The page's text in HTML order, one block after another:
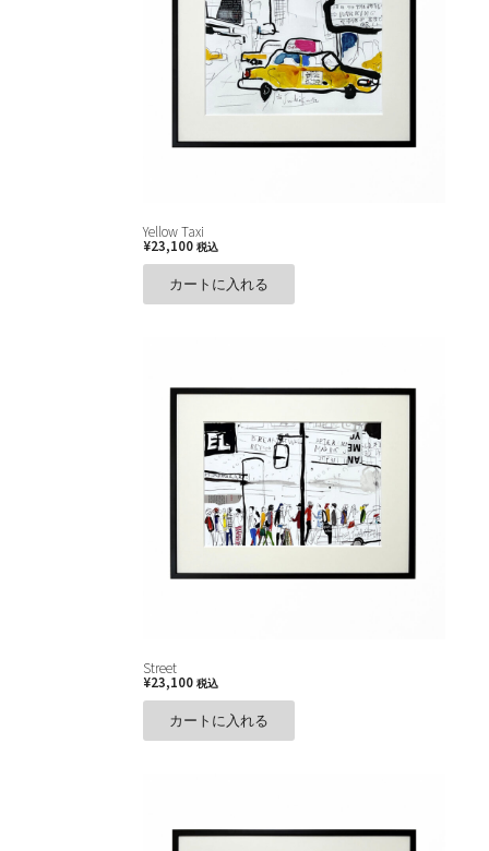
Yellow Taxi
¥23,100 税込
カートに入れる
Street
¥23,100 税込
カートに入れる